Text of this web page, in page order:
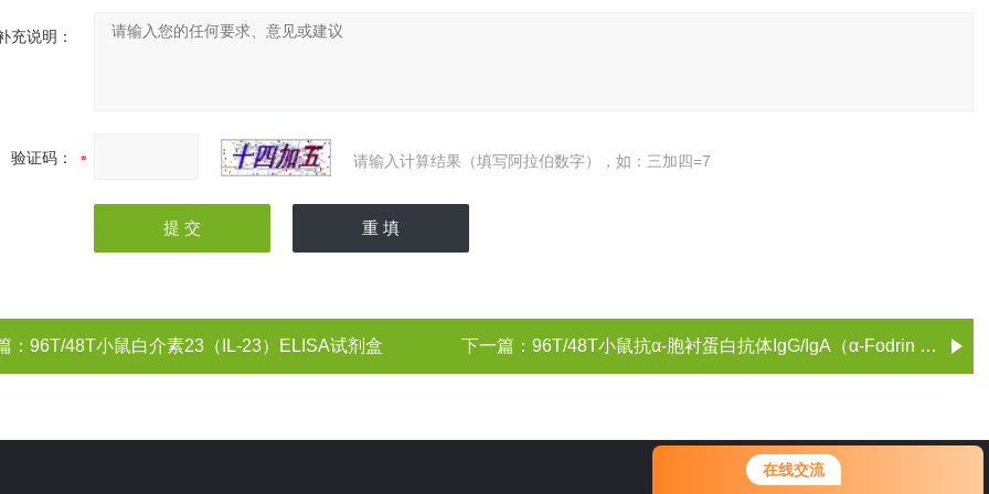
在线交流
充说明：
验证码： 请输入计算结果（填写阿拉伯数字），如：三加四=7
： 96T/48T小鼠白介素23（IL-23）ELISA试剂盒 下一篇： 96T/48T小鼠抗α-胞衬蛋白抗体IgG/IgA（α-Fodrin IgG/IgA）ELISA试剂盒